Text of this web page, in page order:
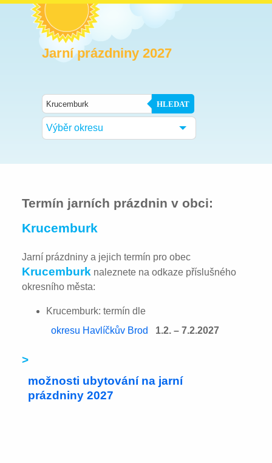
Jarní prázdniny 2027
HLEDAT
Výběr okresu
Termín jarních prázdnin v obci:
Krucemburk
Jarní prázdniny a jejich termín pro obec
Krucemburk naleznete na odkaze příslušného
okresního města:
Krucemburk: termín dle
okresu Havlíčkův Brod
1.2. – 7.2.2027
>
možnosti ubytování na jarní
prázdniny 2027